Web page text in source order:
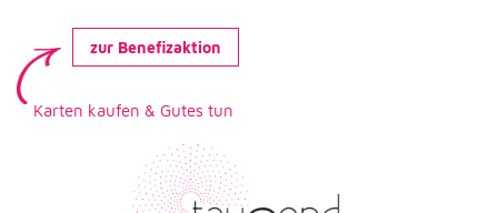
zur Benefizaktion
Karten kaufen & Gutes tun